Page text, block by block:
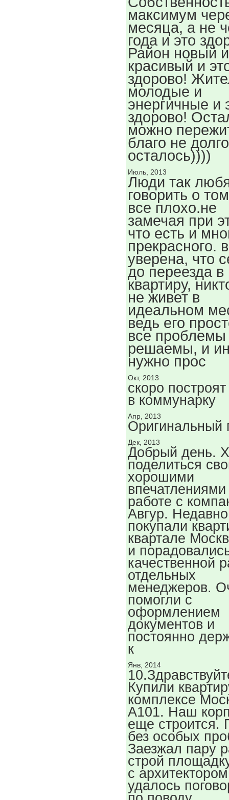
максимум
месяца, а не
года и это
Район новый и
красивый и
здорово!
молодые и
энергичные и
здорово!
можно
благо не долго
осталось))))
Июль, 2013
Люди так
говорить о
все плохо.не
замечая при
что есть и
прекрасного.
уверена, что
до переезда
квартиру,
не живет в
идеальном
ведь его
все проблемы
решаемы, и
нужно прос
Окт, 2013
скоро
в коммунарку
Апр, 2013
Оригинальный
Дек, 2013
Добрый день.
поделиться
хорошими
работе с
Авгур. Недавно
покупали
квартале
и
качественной
отдельных
менеджеров.
помогли с
оформлением
документов и
постоянно
к
Янв, 2014
Купили
комплексе
А101. Наш
еще строится.
без особых
Заезжал пару
строй
с архитектором
удалось